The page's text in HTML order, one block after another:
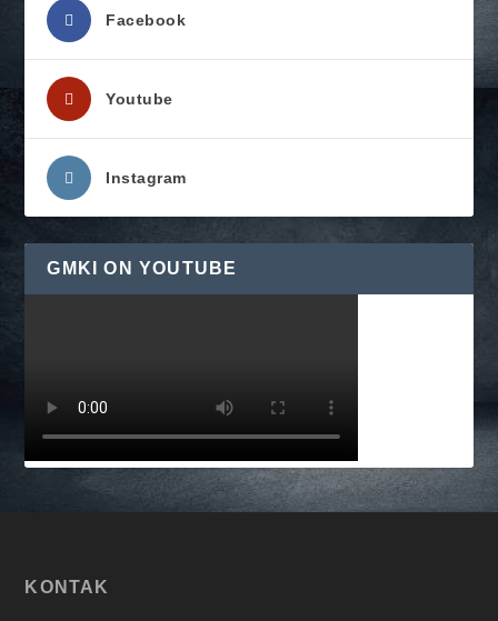
Facebook
Youtube
Instagram
GMKI ON YOUTUBE
KONTAK